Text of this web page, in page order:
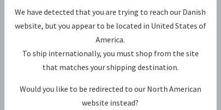
NEW YORK KOLLEKTION
We have detected that you are trying to reach our Danish
website, but you appear to be located in United States of
America.
To ship internationally, you must shop from the site
that matches your shipping destination.
Would you like to be redirected to our North American
website instead?